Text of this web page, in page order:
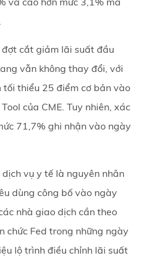
cắt giảm lãi suất đầu
vẫn không thay đổi, với
thiểu 25 điểm cơ bản vào
của CME. Tuy nhiên, xác
71,7% ghi nhận vào ngày
vụ y tế là nguyên nhân
dùng công bố vào ngày
nhà giao dịch cần theo
chức Fed trong những ngày
lộ trình điều chỉnh lãi suất